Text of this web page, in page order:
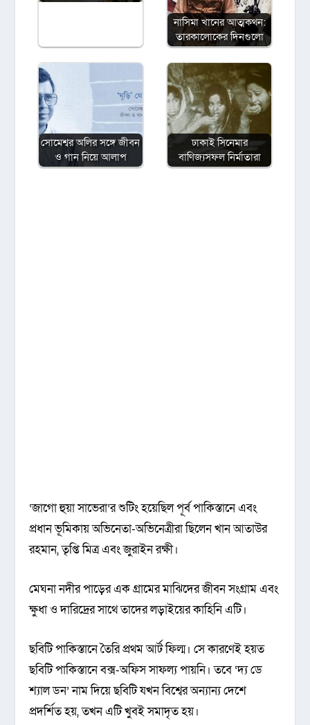
নাসিমা খানের আত্মকথন:
তারকালোকের দিনগুলো
সোমেশ্বর অলির সঙ্গে জীবন
ও গান নিয়ে আলাপ
ঢাকাই সিনেমার
বাণিজ্যসফল নির্মাতারা
‘জাগো হুয়া সাভেরা’র শুটিং হয়েছিল পূর্ব পাকিস্তানে এবং
প্রধান ভূমিকায় অভিনেতা-অভিনেত্রীরা ছিলেন খান আতাউর
রহমান, তৃপ্তি মিত্র এবং জুরাইন রক্ষী।
মেঘনা নদীর পাড়ের এক গ্রামের মাঝিদের জীবন সংগ্রাম এবং
ক্ষুধা ও দারিদ্রের সাথে তাদের লড়াইয়ের কাহিনি এটি।
ছবিটি পাকিস্তানে তৈরি প্রথম আর্ট ফিল্ম। সে কারণেই হয়ত
ছবিটি পাকিস্তানে বক্স-অফিস সাফল্য পায়নি। তবে ‘দ্য ডে
শ্যাল ডন’ নাম দিয়ে ছবিটি যখন বিশ্বের অন্যান্য দেশে
প্রদর্শিত হয়, তখন এটি খুবই সমাদৃত হয়।